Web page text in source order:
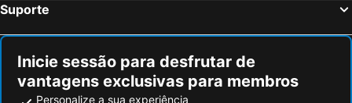
Suporte
Inicie sessão para desfrutar de
vantagens exclusivas para membros
Personalize a sua experiência